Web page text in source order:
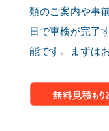
類のご案内や事
日で車検が完了
能です。まずは